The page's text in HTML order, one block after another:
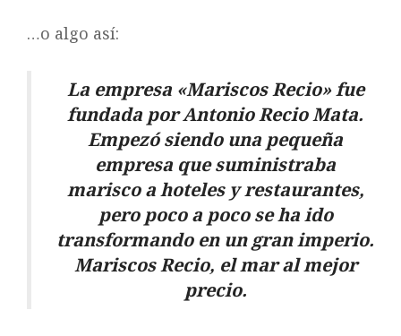
…o algo así:
La empresa «Mariscos Recio» fue
fundada por Antonio Recio Mata.
Empezó siendo una pequeña
empresa que suministraba
marisco a hoteles y restaurantes,
pero poco a poco se ha ido
transformando en un gran imperio.
Mariscos Recio, el mar al mejor
precio.